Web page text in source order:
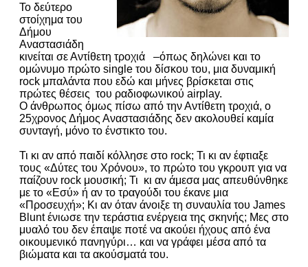
Το δεύτερο
στοίχημα του
Δήμου
Αναστασιάδη
κινείται σε Αντίθετη τροχιά –όπως δηλώνει και το
ομώνυμο πρώτο single του δίσκου του, μια δυναμική
rock μπαλάντα που εδώ και μήνες βρίσκεται στις
πρώτες θέσεις του ραδιοφωνικού airplay.
Ο άνθρωπος όμως πίσω από την Αντίθετη τροχιά, o
25χρονος Δήμος Αναστασιάδης δεν ακολουθεί καμία
συνταγή, μόνο το ένστικτο του.
Τι κι αν από παιδί κόλλησε στο rock; Τι κι αν έφτιαξε
τους «Δύτες του Χρόνου», το πρώτο του γκρουπ για να
παίζουν rock μουσική; Τι κι αν άμεσα μας απευθύνθηκε
με το «Εσύ» ή αν το τραγούδι του έκανε μια
«Προσευχή»; Κι αν όταν άνοιξε τη συναυλία του James
Blunt ένιωσε την τεράστια ενέργεια της σκηνής; Μες στο
μυαλό του δεν έπαψε ποτέ να ακούει ήχους από ένα
οικουμενικό πανηγύρι… και να γράφει μέσα από τα
βιώματα και τα ακούσματά του.